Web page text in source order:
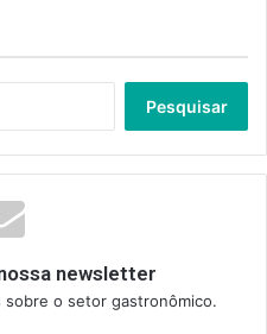
newsletter
sobre o setor gastronômico.